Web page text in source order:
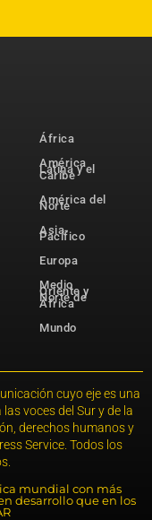
África
América
Latina y el
Caribe
América del
Norte
Asia-
Pacífico
Europa
Medio
Oriente y
Norte de
África
Mundo
cuyo eje es una
voces del Sur y de la
derechos humanos y
Service. Todos los
mundial con más
desarrollo que en los